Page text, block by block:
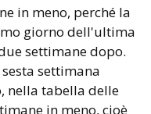
in meno, perché la
giorno dell'ultima
settimane dopo.
settimana
nella tabella delle
in meno, cioè